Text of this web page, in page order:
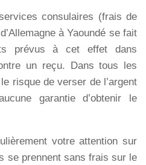
consulaires (frais de
à Yaoundé se fait
prévus à cet effet dans
un reçu. Dans tous les
risque de verser de l’argent
garantie d’obtenir le
votre attention sur
se prennent sans frais sur le